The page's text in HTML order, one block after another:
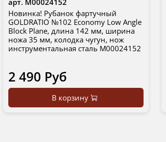
Новинка! Рубанок фартучный
GOLDRATIO №102 Economy Low Angle
Block Plane, длина 142 мм, ширина
ножа 35 мм, колодка чугун, нож
инструментальная сталь М00024152
2 490 Руб
В корзину